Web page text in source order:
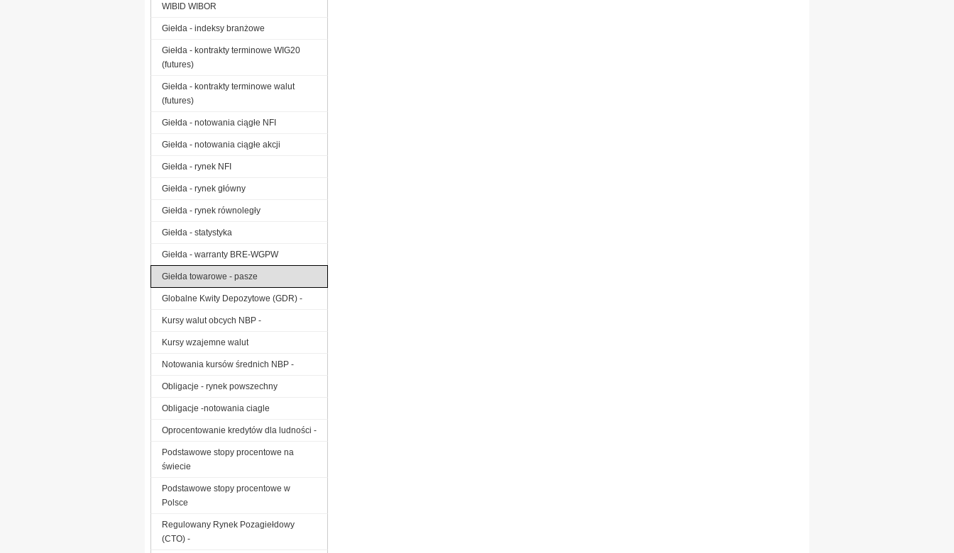
WIBID WIBOR
Giełda - indeksy branżowe
Giełda - kontrakty terminowe WIG20
(futures)
Giełda - kontrakty terminowe walut
(futures)
Giełda - notowania ciągłe NFI
Giełda - notowania ciągłe akcji
Giełda - rynek NFI
Giełda - rynek główny
Giełda - rynek równoległy
Giełda - statystyka
Giełda - warranty BRE-WGPW
Giełda towarowe - pasze
Globalne Kwity Depozytowe (GDR) -
Kursy walut obcych NBP -
Kursy wzajemne walut
Notowania kursów średnich NBP -
Obligacje - rynek powszechny
Obligacje -notowania ciagle
Oprocentowanie kredytów dla ludności -
Podstawowe stopy procentowe na
świecie
Podstawowe stopy procentowe w
Polsce
Regulowany Rynek Pozagiełdowy
(CTO) -